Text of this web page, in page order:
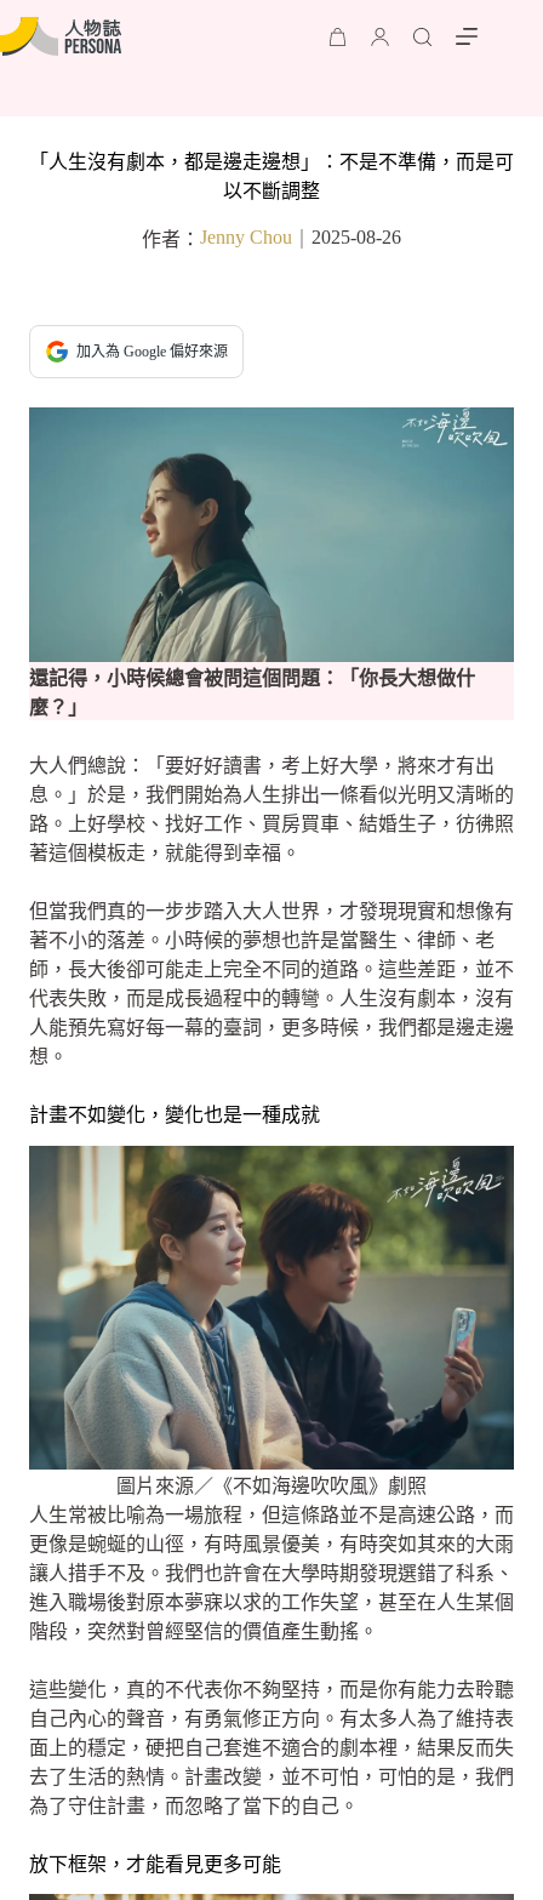
「人生沒有劇本，都是邊走邊想」：不是不準備，而是可
以不斷調整
作者： Jenny Chou 2025-08-26
加入為 Google 偏好來源
還記得，小時候總會被問這個問題：「你長大想做什
麼？」
大人們總說：「要好好讀書，考上好大學，將來才有出
息。」於是，我們開始為人生排出一條看似光明又清晰的
路。上好學校、找好工作、買房買車、結婚生子，彷彿照
著這個模板走，就能得到幸福。
但當我們真的一步步踏入大人世界，才發現現實和想像有
著不小的落差。小時候的夢想也許是當醫生、律師、老
師，長大後卻可能走上完全不同的道路。這些差距，並不
代表失敗，而是成長過程中的轉彎。人生沒有劇本，沒有
人能預先寫好每一幕的臺詞，更多時候，我們都是邊走邊
想。
計畫不如變化，變化也是一種成就
圖片來源／《不如海邊吹吹風》劇照
人生常被比喻為一場旅程，但這條路並不是高速公路，而
更像是蜿蜒的山徑，有時風景優美，有時突如其來的大雨
讓人措手不及。我們也許會在大學時期發現選錯了科系、
進入職場後對原本夢寐以求的工作失望，甚至在人生某個
階段，突然對曾經堅信的價值產生動搖。
這些變化，真的不代表你不夠堅持，而是你有能力去聆聽
自己內心的聲音，有勇氣修正方向。有太多人為了維持表
面上的穩定，硬把自己套進不適合的劇本裡，結果反而失
去了生活的熱情。計畫改變，並不可怕，可怕的是，我們
為了守住計畫，而忽略了當下的自己。
放下框架，才能看見更多可能